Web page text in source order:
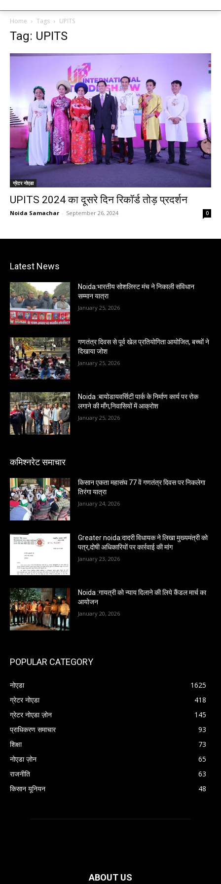
Home Tags UPITS
Tag: UPITS
ग्रेटर नोएडा
UPITS 2024 का दूसरे दिन रिकॉर्ड तोड़ प्रदर्शन
Noida Samachar - September 26, 2024 0
Latest News
Noida:भारतीय सोशलिस्ट मंच ने निकाली संविधान
सम्मान यात्रा
January 25, 2026
गणतंत्र दिवस से पूर्व खेल प्रतियोगिता आयोजित, बच्चों ने
दिखाया जोश
January 25, 2026
Noida :बायोडायवर्सिटी पार्क के निर्माण कार्य पर रोक
लगाने की माँग,निवासियों में आक्रोश
January 25, 2026
कमिश्नरेट समाचार
किसान एकता महासंघ 77 वें गणतंत्र दिवस पर निकलेगा
तिरंगा यात्रा
January 24, 2026
Greater noida:दादरी विधायक ने लिखा मुख्यमंत्री को
पत्र,दोषी अधिकारियों पर कार्रवाई की मांग
January 23, 2026
Noida :गायत्री को न्याय दिलाने की लिये कैंडल मार्च का
आयोजन
January 20, 2026
POPULAR CATEGORY
नोएडा
1625
ग्रेटर नोएडा
418
ग्रेटर नोएडा ज़ोन
145
प्राधिकरण समाचार
93
शिक्षा
73
नोएडा ज़ोन
65
राजनीति
63
किसान यूनियन
48
ABOUT US